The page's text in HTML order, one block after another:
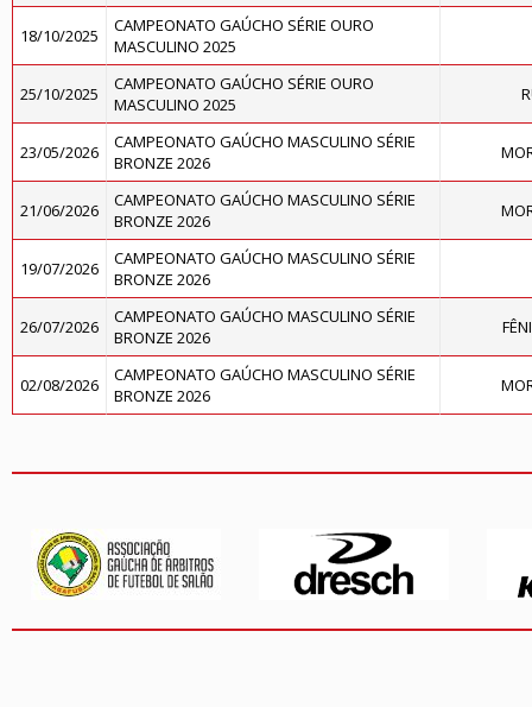
18/10/2025
CAMPEONATO GAÚCHO SÉRIE OURO
MASCULINO 2025
25/10/2025
CAMPEONATO GAÚCHO SÉRIE OURO
MASCULINO 2025
23/05/2026
CAMPEONATO GAÚCHO MASCULINO SÉRIE
BRONZE 2026
21/06/2026
CAMPEONATO GAÚCHO MASCULINO SÉRIE
BRONZE 2026
19/07/2026
CAMPEONATO GAÚCHO MASCULINO SÉRIE
BRONZE 2026
26/07/2026
CAMPEONATO GAÚCHO MASCULINO SÉRIE
BRONZE 2026
02/08/2026
CAMPEONATO GAÚCHO MASCULINO SÉRIE
BRONZE 2026